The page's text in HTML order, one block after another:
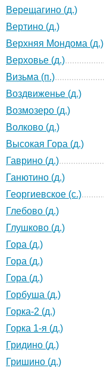
Верещагино (д.)
Вертино (д.)
Верхняя Мондома (д.)
Верховье (д.)
Визьма (п.)
Воздвиженье (д.)
Возмозеро (д.)
Волково (д.)
Высокая Гора (д.)
Гаврино (д.)
Ганютино (д.)
Георгиевское (с.)
Глебово (д.)
Глушково (д.)
Гора (д.)
Гора (д.)
Гора (д.)
Горбуша (д.)
Горка-2 (д.)
Горка 1-я (д.)
Гридино (д.)
Гришино (д.)